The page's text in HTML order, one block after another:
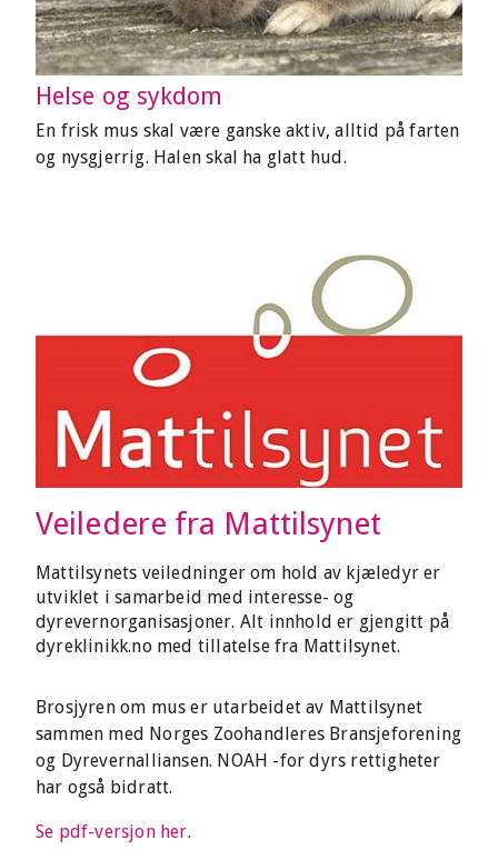
Helse og sykdom
En frisk mus skal være ganske aktiv, alltid på farten
og nysgjerrig. Halen skal ha glatt hud.
Veiledere fra Mattilsynet
Mattilsynets veiledninger om hold av kjæledyr er
utviklet i samarbeid med interesse- og
dyrevernorganisasjoner. Alt innhold er gjengitt på
dyreklinikk.no med tillatelse fra Mattilsynet.
Brosjyren om mus er utarbeidet av Mattilsynet
sammen med Norges Zoohandleres Bransjeforening
og Dyrevernalliansen. NOAH -for dyrs rettigheter
har også bidratt.
Se pdf-versjon her.